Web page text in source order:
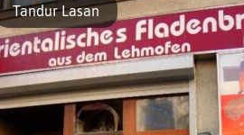
Tandur Lasan